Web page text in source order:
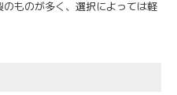
ものが多く、選択によっては軽